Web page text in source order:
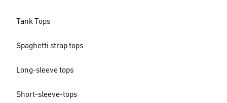
Tank Tops
Spaghetti strap tops
Long-sleeve tops
Short-sleeve-tops